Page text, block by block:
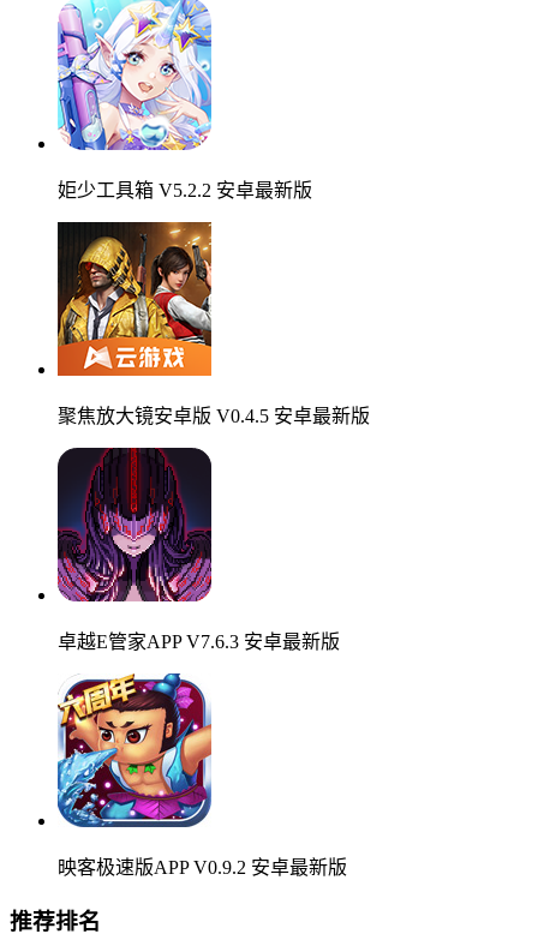
姖少工具箱 V5.2.2 安卓最新版
聚焦放大镜安卓版 V0.4.5 安卓最新版
卓越E管家APP V7.6.3 安卓最新版
映客极速版APP V0.9.2 安卓最新版
推荐排名